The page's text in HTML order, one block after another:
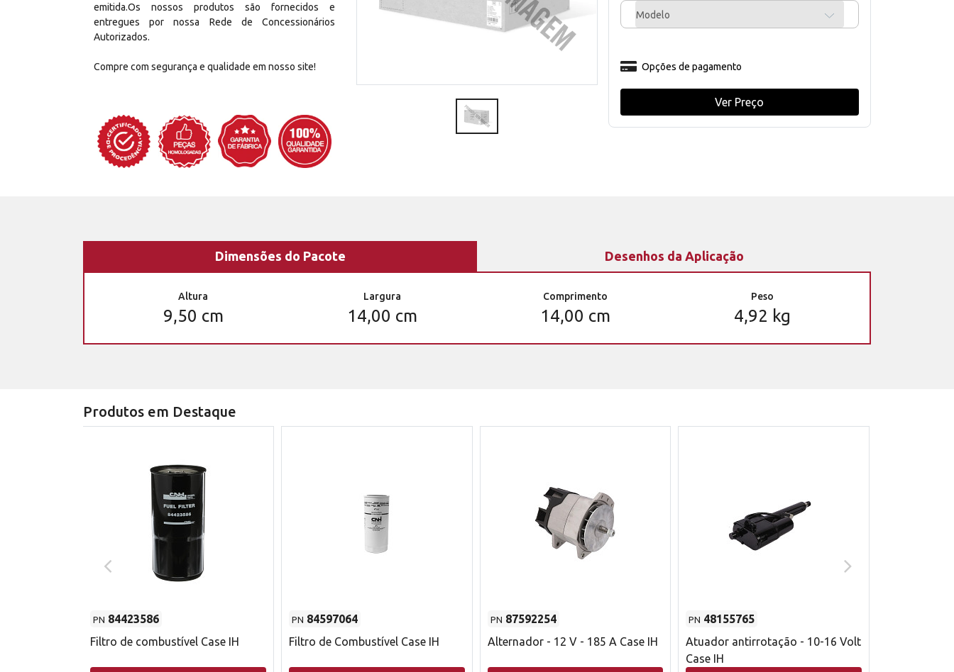
emitida.Os nossos produtos são fornecidos e
entregues por nossa Rede de Concessionários
Autorizados.
Compre com segurança e qualidade em nosso site!
Modelo
Opções de pagamento
Ver Preço
Dimensões do Pacote Desenhos da Aplicação
Altura
9,50 cm
Largura
14,00 cm
Comprimento
14,00 cm
Peso
4,92 kg
Produtos em Destaque
PN 84423586
Filtro de combustível Case IH
PN 84597064
Filtro de Combustível Case IH
PN 87592254
Alternador - 12 V - 185 A Case IH
PN 48155765
Atuador antirrotação - 10-16 Volt
Case IH